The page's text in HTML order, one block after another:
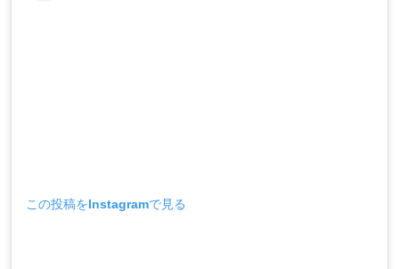
この投稿をInstagramで見る